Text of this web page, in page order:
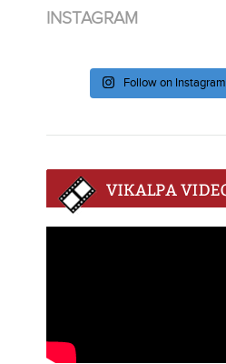
INSTAGRAM
Follow on Instagram